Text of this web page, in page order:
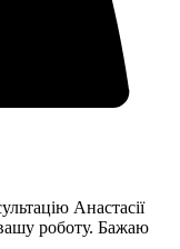
Анастасії
роботу. Бажаю